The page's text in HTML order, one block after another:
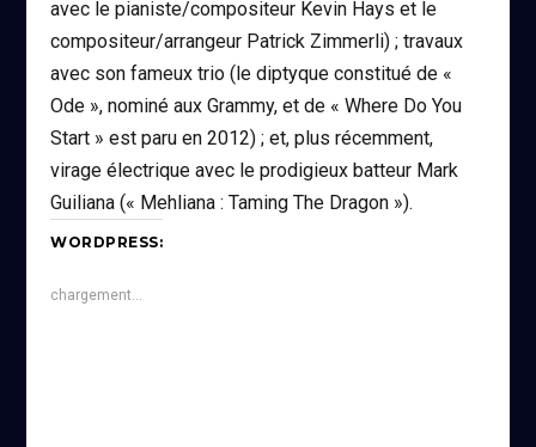
avec le pianiste/compositeur Kevin Hays et le
compositeur/arrangeur Patrick Zimmerli) ; travaux
avec son fameux trio (le diptyque constitué de «
Ode », nominé aux Grammy, et de « Where Do You
Start » est paru en 2012) ; et, plus récemment,
virage électrique avec le prodigieux batteur Mark
Guiliana (« Mehliana : Taming The Dragon »).
WORDPRESS:
chargement…